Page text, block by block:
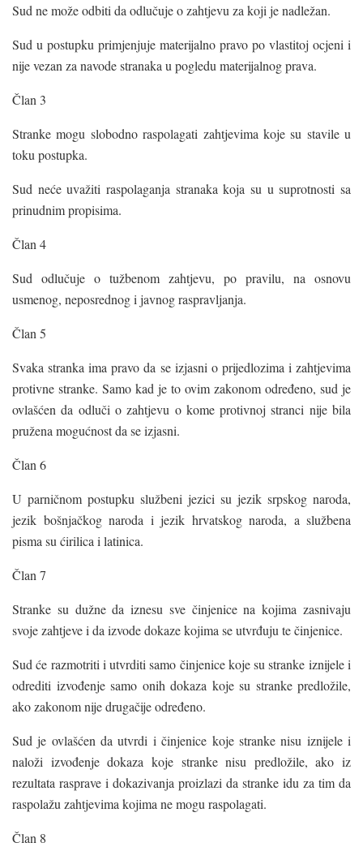
Sud ne može odbiti da odlučuje o zahtjevu za koji je nadležan.
Sud u postupku primjenjuje materijalno pravo po vlastitoj ocjeni i
nije vezan za navode stranaka u pogledu materijalnog prava.
Član 3
Stranke mogu slobodno raspolagati zahtjevima koje su stavile u
toku postupka.
Sud neće uvažiti raspolaganja stranaka koja su u suprotnosti sa
prinudnim propisima.
Član 4
Sud odlučuje o tužbenom zahtjevu, po pravilu, na osnovu
usmenog, neposrednog i javnog raspravljanja.
Član 5
Svaka stranka ima pravo da se izjasni o prijedlozima i zahtjevima
protivne stranke. Samo kad je to ovim zakonom određeno, sud je
ovlašćen da odluči o zahtjevu o kome protivnoj stranci nije bila
pružena mogućnost da se izjasni.
Član 6
U parničnom postupku službeni jezici su jezik srpskog naroda,
jezik bošnjačkog naroda i jezik hrvatskog naroda, a službena
pisma su ćirilica i latinica.
Član 7
Stranke su dužne da iznesu sve činjenice na kojima zasnivaju
svoje zahtjeve i da izvode dokaze kojima se utvrđuju te činjenice.
Sud će razmotriti i utvrditi samo činjenice koje su stranke iznijele i
odrediti izvođenje samo onih dokaza koje su stranke predložile,
ako zakonom nije drugačije određeno.
Sud je ovlašćen da utvrdi i činjenice koje stranke nisu iznijele i
naloži izvođenje dokaza koje stranke nisu predložile, ako iz
rezultata rasprave i dokazivanja proizlazi da stranke idu za tim da
raspolažu zahtjevima kojima ne mogu raspolagati.
Član 8